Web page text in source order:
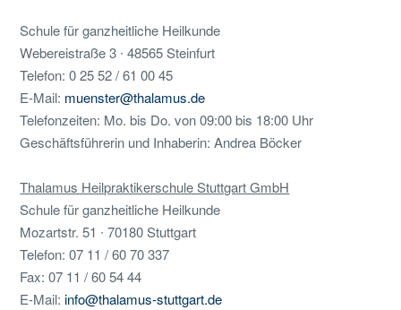
Schule für ganzheitliche Heilkunde
Webereistraße 3 ∙ 48565 Steinfurt
Telefon: 0 25 52 / 61 00 45
E-Mail: muenster@thalamus.de
Telefonzeiten: Mo. bis Do. von 09:00 bis 18:00 Uhr
Geschäftsführerin und Inhaberin: Andrea Böcker
Thalamus Heilpraktikerschule Stuttgart GmbH
Schule für ganzheitliche Heilkunde
Mozartstr. 51 ∙ 70180 Stuttgart
Telefon: 07 11 / 60 70 337
Fax: 07 11 / 60 54 44
E-Mail:info@thalamus-stuttgart.de